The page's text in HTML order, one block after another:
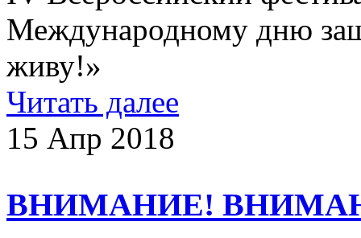
Международному дню
живу!»
Читать далее
15 Апр 2018
ВНИМАНИЕ!